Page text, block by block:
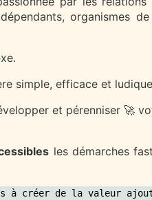
organismes
simple, efficace et
et pérenniser 🚀
les démarches
à créer de la valeur